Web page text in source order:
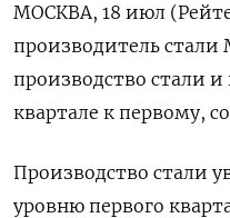
МОСКВА, 18 июл
производитель
производство стали
квартале к первому,
Производство стали
уровню первого